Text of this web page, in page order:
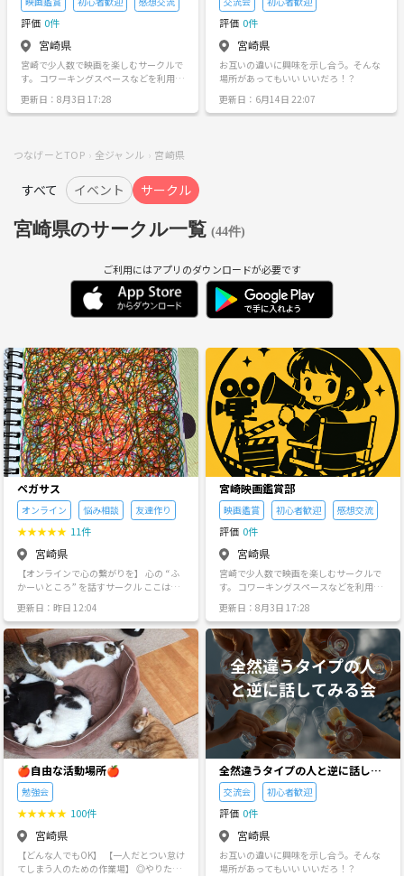
評価 0件
宮崎県
宮崎で少人数で映画を楽しむサークルで
す。 コワーキングスペースなどを利用し
います。 映画好きはもちろん、 * 最近映
画を見てない人 * 誰かと感想を話したい
ん。 「なんか面白かった」だけでも大丈
画・邦画・社会派・B級映画など色々見
ていく予定です。 【活動内容】 ・映画
【参加費】 レンタルスペース代を参加人
数で割り勘予定です。 【禁止事項】 ・
更新日：8月3日 17:28
評価 0件
宮崎県
お互いの違いに興味を示し合う。そんな
場所があってもいい いいだろ！？
更新日：6月14日 22:07
つなげーとTOP 全ジャンル 宮崎県
すべて イベント サークル
宮崎県のサークル一覧 (44件)
ご利用にはアプリのダウンロードが必要です
ペガサス
オンライン 悩み相談 友達作り
★★★★★ 11件
宮崎県
【オンラインで心の繋がりを】 心の “ふ
かーいところ” を話すサークル ここは、
ただ集まっておしゃべりする場じゃなく
て、心の奥の本当の気持ちをゆっくりじ
っくり見ていって、自分自身と向き合え
るきっかけになる場所。 そして、そんな
ふかーい話をするのが好きな人が集う場
所。 🧡人と深い話をするのが好き 🧡他
の人の考えをきいてみたい！ 🧡自分と同
じような価値観の人と交流したい
更新日：昨日 12:04
宮崎映画鑑賞部
映画鑑賞 初心者歓迎 感想交流
評価 0件
宮崎県
宮崎で少人数で映画を楽しむサークルで
す。 コワーキングスペースなどを利用し
います。 映画好きはもちろん、 * 最近映
画を見てない人 * 誰かと感想を話したい
人 * 一人参加の人 * 人見知りの人 も歓迎
です。 知識や映画通レベルは問いませ
ん。 「なんか面白かった」だけでも大丈
夫。 ジャンルも幅広く、 アニメ・洋画・
邦画・社会派・B級映画など色々見ていく
予定です。 【活動内容】 ・映画鑑賞 ・感
想交流 ・おすすめ映画紹介 【参加費】 レ
ンタルスペース代を参加人数で割り勘予
定です。 【禁止事項】 ・勧誘行為 ・出会
い目的 ・他人の感想の否定
更新日：8月3日 17:28
🍎自由な活動場所🍎
勉強会
★★★★★ 100件
宮崎県
【どんな人でもOK】 【一人だとつい怠け
てしまう人のための作業場】 ◎やりたい
全然違うタイプの人と逆に話して
みる会
交流会 初心者歓迎
評価 0件
宮崎県
お互いの違いに興味を示し合う。そんな
場所があってもいい いいだろ！？